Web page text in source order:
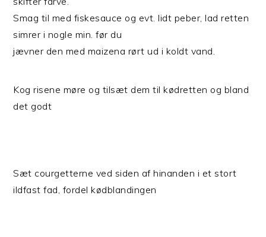
Smag til med fiskesauce og evt. lidt peber, lad retten
simrer i nogle min. før du
jævner den med maizena rørt ud i koldt vand.
Kog risene møre og tilsæt dem til kødretten og bland
det godt
Sæt courgetterne ved siden af hinanden i et stort
ildfast fad, fordel kødblandingen